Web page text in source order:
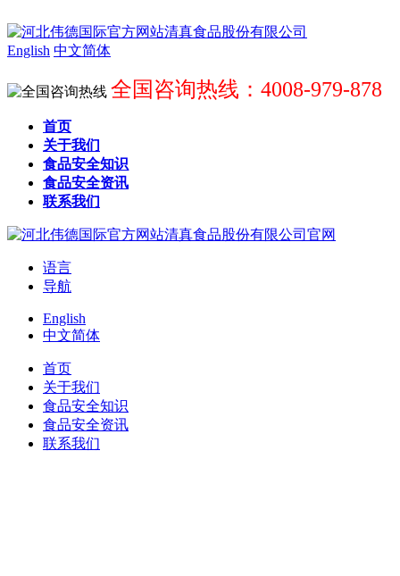
English 中文简体
全国咨询热线：4008-979-878
首页
关于我们
食品安全知识
食品安全资讯
联系我们
语言
导航
English
中文简体
首页
关于我们
食品安全知识
食品安全资讯
联系我们